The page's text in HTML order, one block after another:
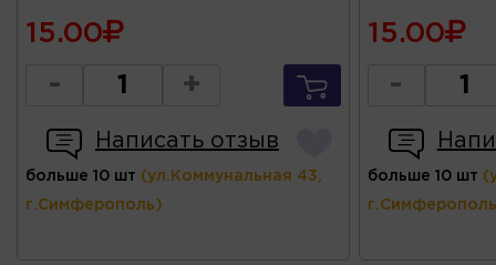
15.00
- +
Написать отзыв
больше 10 шт (ул.Коммунальная 43,
г.Симферополь)
15.00
-
больше 10 шт